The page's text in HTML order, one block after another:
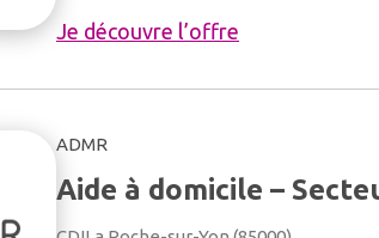
Je découvre l’offre
ADMR
Aide à domicile –